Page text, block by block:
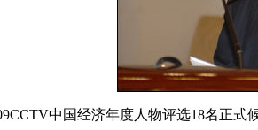
中国经济年度人物评选18名正式